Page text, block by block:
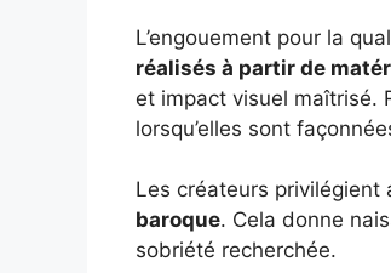
L’engouement pour la
réalisés à partir de
et impact visuel maîtrisé.
lorsqu’elles sont
Les créateurs privilégient
baroque. Cela donne
sobriété recherchée.